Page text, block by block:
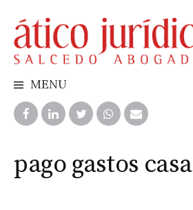
to
content
MENU
pago gastos casa